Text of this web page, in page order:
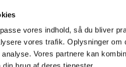
vores indhold, så du bliver
vores trafik. Oplysninger
Vores partnere kan